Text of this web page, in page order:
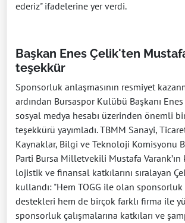
ederiz" ifadelerine yer verdi.
Başkan Enes Çelik'ten
teşekkür
Sponsorluk anlaşmasının resmiyet
ardından Bursaspor Kulübü Başkanı
sosyal medya hesabı üzerinden önemli
teşekkürü yayımladı. TBMM Sanayi,
Kaynaklar, Bilgi ve Teknoloji Komisyonu
Parti Bursa Milletvekili Mustafa
lojistik ve finansal katkılarını sıralayan
kullandı: "Hem TOGG ile olan
destekleri hem de birçok farklı firma ile
sponsorluk çalışmalarına katkıları ve